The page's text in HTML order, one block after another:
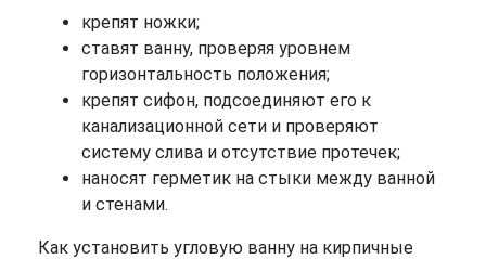
крепят ножки;
ставят ванну, проверяя уровнем
горизонтальность положения;
крепят сифон, подсоединяют его к
канализационной сети и проверяют
систему слива и отсутствие протечек;
наносят герметик на стыки между ванной
и стенами.
Как установить угловую ванну на кирпичные